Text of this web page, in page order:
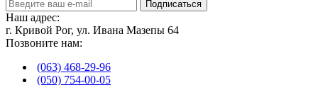
Подписаться
Наш адрес:
г. Кривой Рог, ул. Ивана Мазепы 64
Позвоните нам:
(063) 468-29-96
(050) 754-00-05